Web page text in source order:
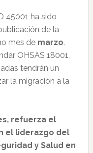
45001 ha sido
de la
mes de marzo.
OHSAS 18001,
tendrán un
la migración a la
refuerza el
el liderazgo del
y Salud en